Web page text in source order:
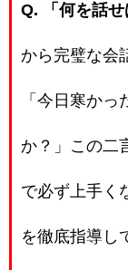
Q. 「何を話
から完璧な会
「今日寒か
か？」この二
で必ず上手く
を徹底指導し